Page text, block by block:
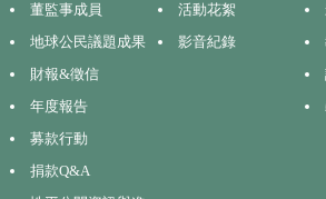
董監事成員
地球公民議題成果
財報&徵信
年度報告
募款行動
捐款Q&A
活動花絮
影音紀錄